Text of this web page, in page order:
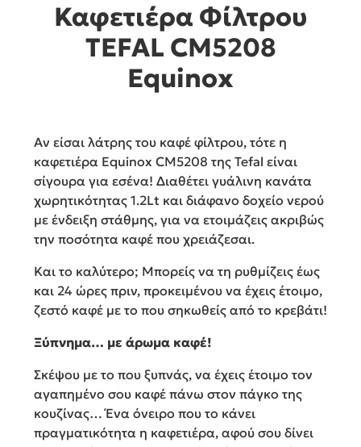
Καφετιέρα Φίλτρου
TEFAL CM5208
Equinox
Αν είσαι λάτρης του καφέ φίλτρου, τότε η
καφετιέρα Equinox CM5208 της Tefal είναι
σίγουρα για εσένα! Διαθέτει γυάλινη κανάτα
χωρητικότητας 1.2Lt και διάφανο δοχείο νερού
με ένδειξη στάθμης, για να ετοιμάζεις ακριβώς
την ποσότητα καφέ που χρειάζεσαι.
Και το καλύτερο; Μπορείς να τη ρυθμίζεις έως
και 24 ώρες πριν, προκειμένου να έχεις έτοιμο,
ζεστό καφέ με το που σηκωθείς από το κρεβάτι!
Ξύπνημα… με άρωμα καφέ!
Σκέψου με το που ξυπνάς, να έχεις έτοιμο τον
αγαπημένο σου καφέ πάνω στον πάγκο της
κουζίνας… Ένα όνειρο που το κάνει
πραγματικότητα η καφετιέρα, αφού σου δίνει